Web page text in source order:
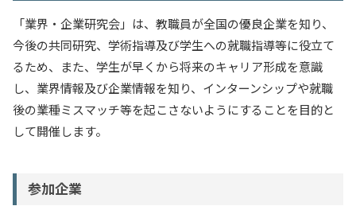
国際交流・留学
「業界・企業研究会」は、教職員が全国の優良企業を知り、
今後の共同研究、学術指導及び学生への就職指導等に役立て
るため、また、学生が早くから将来のキャリア形成を意識
し、業界情報及び企業情報を知り、インターンシップや就職
後の業種ミスマッチ等を起こさないようにすることを目的と
して開催します。
参加企業